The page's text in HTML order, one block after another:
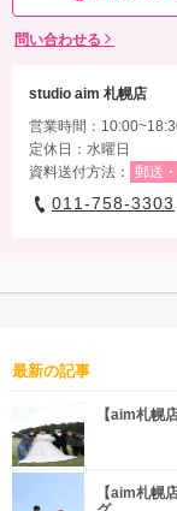
問い合わせる
studio aim 札幌店
営業時間：
定休日：水曜日
資料送付方法：
郵送
011-758-3303
最新の記事
【aim札幌
【aim札幌